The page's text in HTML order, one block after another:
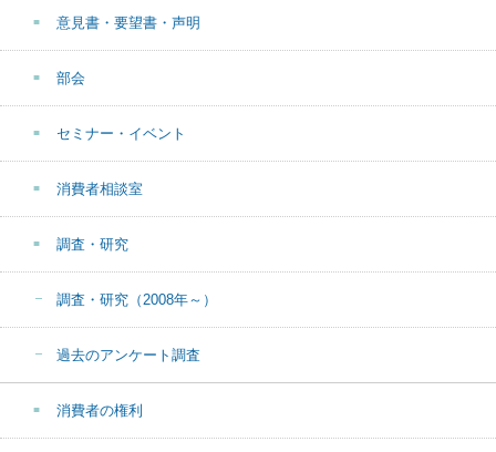
意見書・要望書・声明
部会
セミナー・イベント
消費者相談室
調査・研究
調査・研究（2008年～）
過去のアンケート調査
消費者の権利